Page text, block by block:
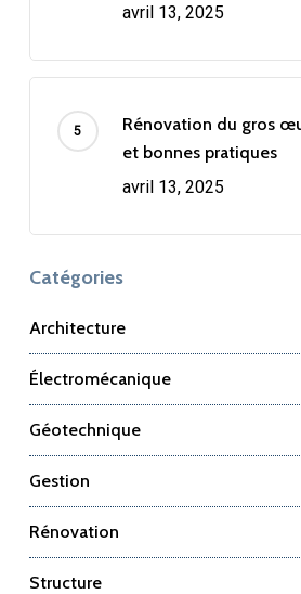
avril 13, 2025
Rénovation du gros
et bonnes pratiques
avril 13, 2025
Catégories
Architecture
Électromécanique
Géotechnique
Gestion
Rénovation
Structure